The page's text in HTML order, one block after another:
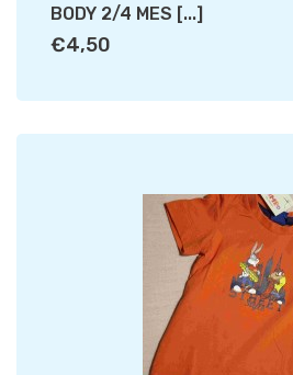
BODY 2/4 MES [...]
€4,50